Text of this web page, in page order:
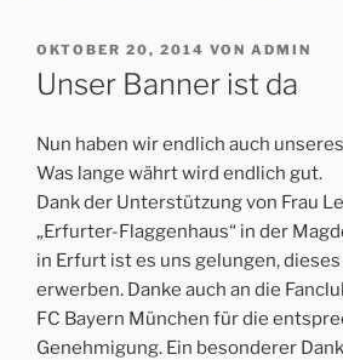
VERÖFFENTLICHT
AM
OKTOBER 20, 2014 VON ADMIN
Unser Banner ist da
Nun haben wir endlich auch
Was lange währt wird endlich gut.
Dank der Unterstützung von Frau
„Erfurter-Flaggenhaus“ in der
in Erfurt ist es uns gelungen,
erwerben. Danke auch an die
FC Bayern München für die
Genehmigung. Ein besonderer